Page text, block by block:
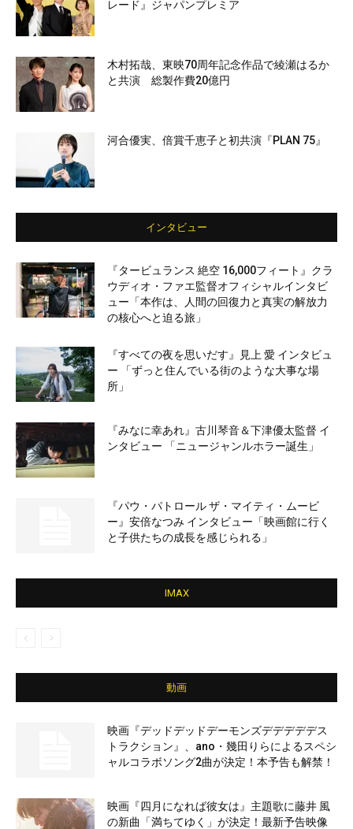
レード』ジャパンプレミア
木村拓哉、東映70周年記念作品で綾瀬はるか
と共演 総製作費20億円
河合優実、倍賞千恵子と初共演『PLAN 75』
インタビュー
『タービュランス 絶空 16,000フィート』クラ
ウディオ・ファエ監督オフィシャルインタビ
ュー「本作は、人間の回復力と真実の解放力
の核心へと迫る旅」
『すべての夜を思いだす』見上 愛 インタビュ
ー 「ずっと住んでいる街のような大事な場
所」
『みなに幸あれ』古川琴音＆下津優太監督 イ
ンタビュー 「ニュージャンルホラー誕生」
『パウ・パトロール ザ・マイティ・ムービ
ー』安倍なつみ インタビュー「映画館に行く
と子供たちの成長を感じられる」
IMAX
動画
映画『デッドデッドデーモンズデデデデデス
トラクション』、ano・幾田りらによるスペシ
ャルコラボソング2曲が決定！本予告も解禁！
映画『四月になれば彼女は』主題歌に藤井 風
の新曲「満ちてゆく」が決定！最新予告映像